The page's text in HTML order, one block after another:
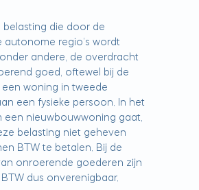
belasting die door de
autonome regio’s wordt
andere, de overdracht
goed, oftewel bij de
woning in tweede
een fysieke persoon. In het
een nieuwbouwwoning gaat,
belasting niet geheven
BTW te betalen. Bij de
onroerende goederen zijn
dus onverenigbaar.